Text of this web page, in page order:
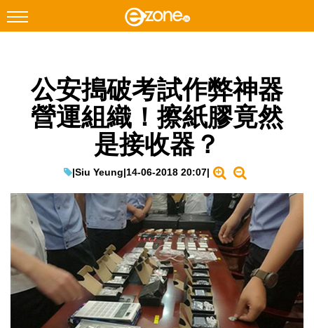
Facebook Instagram
科技焦點
教學評測
EduTech
IT Times
生成式AI與雲端應用
Enterprise Digital Transformation
公安搗破考試作弊神器
營運組織！擦紙膠竟然
是接收器？
|Siu Yeung|14-06-2018 20:07|